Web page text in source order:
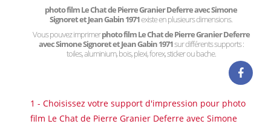
photo film Le Chat de Pierre Granier Deferre avec Simone
Signoret et Jean Gabin 1971existe en plusieurs dimensions.
Vous pouvez imprimerphoto film Le Chat de Pierre Granier Deferre
avec Simone Signoret et Jean Gabin 1971sur différents supports :
toiles, aluminium, bois, plexi, forex, sticker ou bache.
1 - Choisissez votre support d'impression pour photo
film Le Chat de Pierre Granier Deferre avec Simone